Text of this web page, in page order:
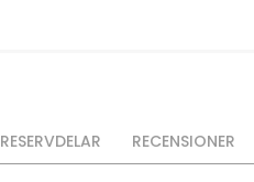
RESERVDELAR RECENSIONER